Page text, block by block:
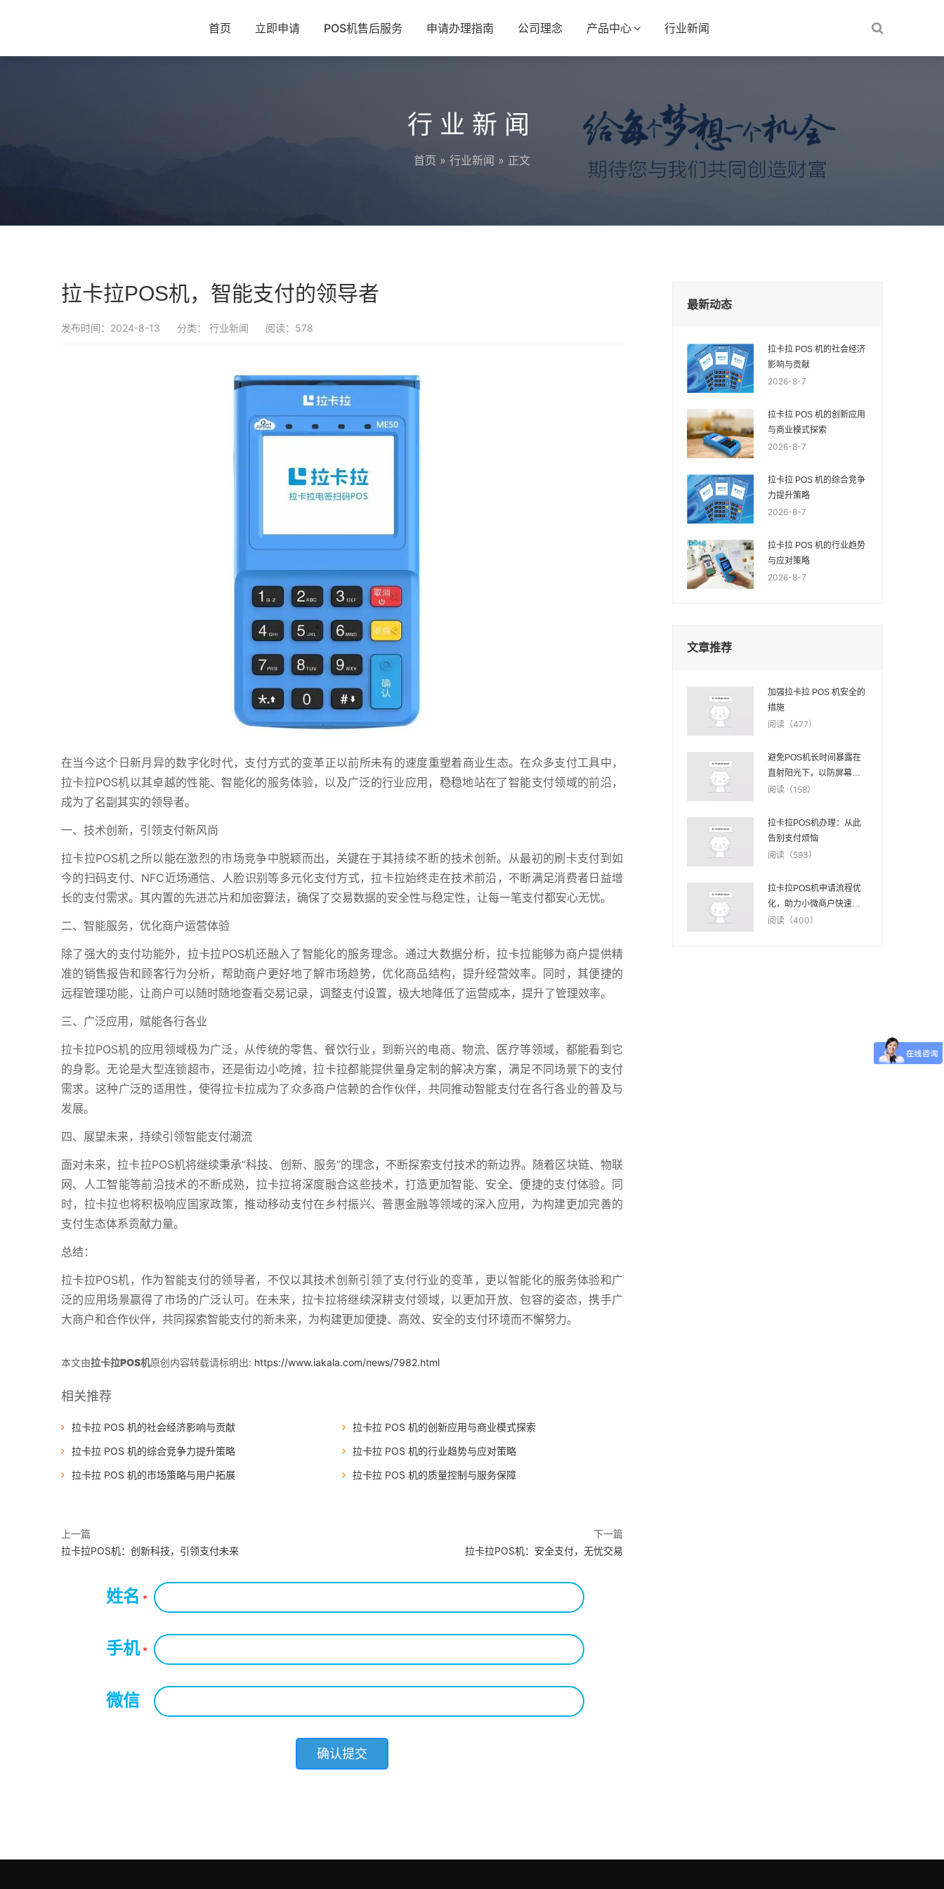
首页 立即申请 POS机售后服务 申请办理指南 公司理念 产品中心 行业新闻
行业新闻
首页 » 行业新闻 » 正文
拉卡拉POS机，智能支付的领导者
发布时间：2024-8-13 分类： 行业新闻 阅读：578
在当今这个日新月异的数字化时代，支付方式的变革正以前所未有的速度重塑着商业生态。在众多支付工具中，
拉卡拉POS机以其卓越的性能、智能化的服务体验，以及广泛的行业应用，稳稳地站在了智能支付领域的前沿，
成为了名副其实的领导者。
一、技术创新，引领支付新风尚
拉卡拉POS机之所以能在激烈的市场竞争中脱颖而出，关键在于其持续不断的技术创新。从最初的刷卡支付到如
今的扫码支付、NFC近场通信、人脸识别等多元化支付方式，拉卡拉始终走在技术前沿，不断满足消费者日益增
长的支付需求。其内置的先进芯片和加密算法，确保了交易数据的安全性与稳定性，让每一笔支付都安心无忧。
二、智能服务，优化商户运营体验
除了强大的支付功能外，拉卡拉POS机还融入了智能化的服务理念。通过大数据分析，拉卡拉能够为商户提供精
准的销售报告和顾客行为分析，帮助商户更好地了解市场趋势，优化商品结构，提升经营效率。同时，其便捷的
远程管理功能，让商户可以随时随地查看交易记录，调整支付设置，极大地降低了运营成本，提升了管理效率。
三、广泛应用，赋能各行各业
拉卡拉POS机的应用领域极为广泛，从传统的零售、餐饮行业，到新兴的电商、物流、医疗等领域，都能看到它
的身影。无论是大型连锁超市，还是街边小吃摊，拉卡拉都能提供量身定制的解决方案，满足不同场景下的支付
需求。这种广泛的适用性，使得拉卡拉成为了众多商户信赖的合作伙伴，共同推动智能支付在各行各业的普及与
发展。
四、展望未来，持续引领智能支付潮流
面对未来，拉卡拉POS机将继续秉承“科技、创新、服务”的理念，不断探索支付技术的新边界。随着区块链、物联
网、人工智能等前沿技术的不断成熟，拉卡拉将深度融合这些技术，打造更加智能、安全、便捷的支付体验。同
时，拉卡拉也将积极响应国家政策，推动移动支付在乡村振兴、普惠金融等领域的深入应用，为构建更加完善的
支付生态体系贡献力量。
总结：
拉卡拉POS机，作为智能支付的领导者，不仅以其技术创新引领了支付行业的变革，更以智能化的服务体验和广
泛的应用场景赢得了市场的广泛认可。在未来，拉卡拉将继续深耕支付领域，以更加开放、包容的姿态，携手广
大商户和合作伙伴，共同探索智能支付的新未来，为构建更加便捷、高效、安全的支付环境而不懈努力。
本文由拉卡拉POS机原创内容转载请标明出: https://www.iakala.com/news/7982.html
相关推荐
拉卡拉 POS 机的社会经济影响与贡献
拉卡拉 POS 机的创新应用与商业模式探索
拉卡拉 POS 机的综合竞争力提升策略
拉卡拉 POS 机的行业趋势与应对策略
拉卡拉 POS 机的市场策略与用户拓展
拉卡拉 POS 机的质量控制与服务保障
上一篇
拉卡拉POS机：创新科技，引领支付未来
下一篇
拉卡拉POS机：安全支付，无忧交易
姓名 *
手机*
微信
最新动态
拉卡拉 POS 机的社会经济
影响与贡献
2026-8-7
拉卡拉 POS 机的创新应用
与商业模式探索
2026-8-7
拉卡拉 POS 机的综合竞争
力提升策略
2026-8-7
拉卡拉 POS 机的行业趋势
与应对策略
2026-8-7
文章推荐
加强拉卡拉 POS 机安全的
措施
阅读（477）
避免POS机长时间暴露在
直射阳光下，以防屏幕老
化。
阅读（158）
拉卡拉POS机办理：从此
告别支付烦恼
阅读（593）
拉卡拉POS机申请流程优
化，助力小微商户快速发
展
阅读（400）